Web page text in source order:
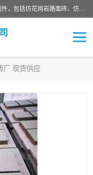
邯郸市宝满建材有限公司专业生产各种水泥预制件，包括仿花岗岩路面砖、仿花岗岩人行道砖、仿花岗岩路侧石、烧结砖、植草砖、码头砖连锁块、仿花岗岩路侧石、沙井盖、水泥盖板等各种水泥制品
厂 现货供应
土路沿石
道砖
道砖